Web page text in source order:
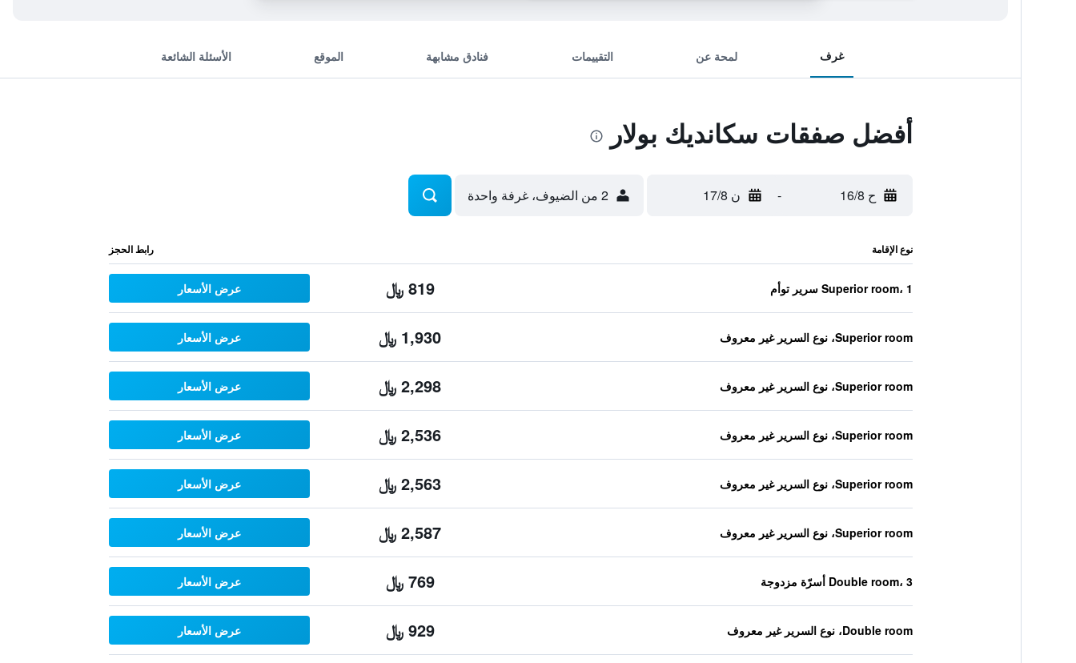
غرف لمحة عن التقييمات فنادق مشابهة الموقع الأسئلة الشائعة
أفضل صفقات سكانديك بولار
ح 16/8 - ن 17/8 2 من الضيوف، غرفة واحدة
نوع الإقامة رابط الحجز
Superior room، 1 سرير توأم 819 ﷼ عرض الأسعار
Superior room، نوع السرير غير معروف 1,930 ﷼ عرض الأسعار
Superior room، نوع السرير غير معروف 2,298 ﷼ عرض الأسعار
Superior room، نوع السرير غير معروف 2,536 ﷼ عرض الأسعار
Superior room، نوع السرير غير معروف 2,563 ﷼ عرض الأسعار
Superior room، نوع السرير غير معروف 2,587 ﷼ عرض الأسعار
Double room، 3 أسرّة مزدوجة 769 ﷼ عرض الأسعار
Double room، نوع السرير غير معروف 929 ﷼ عرض الأسعار